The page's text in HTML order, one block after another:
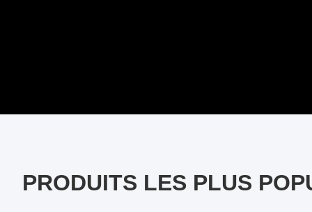
PRODUITS LES PLUS